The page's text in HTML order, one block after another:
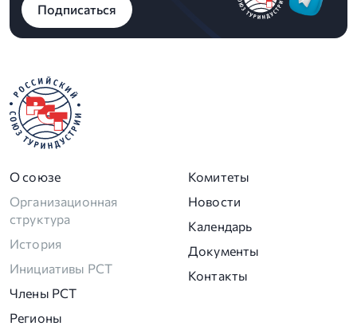
Подписаться
О союзе
Организационная
структура
История
Инициативы РСТ
Члены РСТ
Регионы
Комитеты
Новости
Календарь
Документы
Контакты